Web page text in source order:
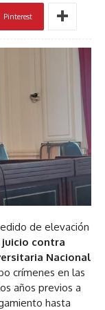
Pinterest
de elevación
contra
Nacional
crímenes en las
años previos a
hasta